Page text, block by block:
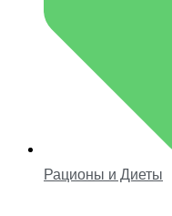
Рационы и Диеты